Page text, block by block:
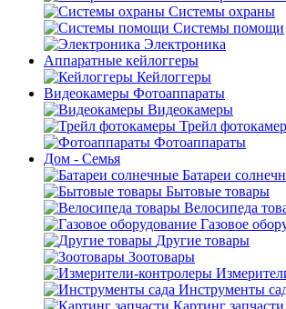
Системы охраны
Системы помощи
Электроника
Аппаратные кейлоггеры
Кейлоггеры
Видеокамеры Фотоаппараты
Видеокамеры
Трейл
Фотоаппараты
Дом - Семья
Батареи
Бытовые товары
Велосипеда
Газовое
Другие товары
Зоотовары
Инструменты
Картинг запчасти